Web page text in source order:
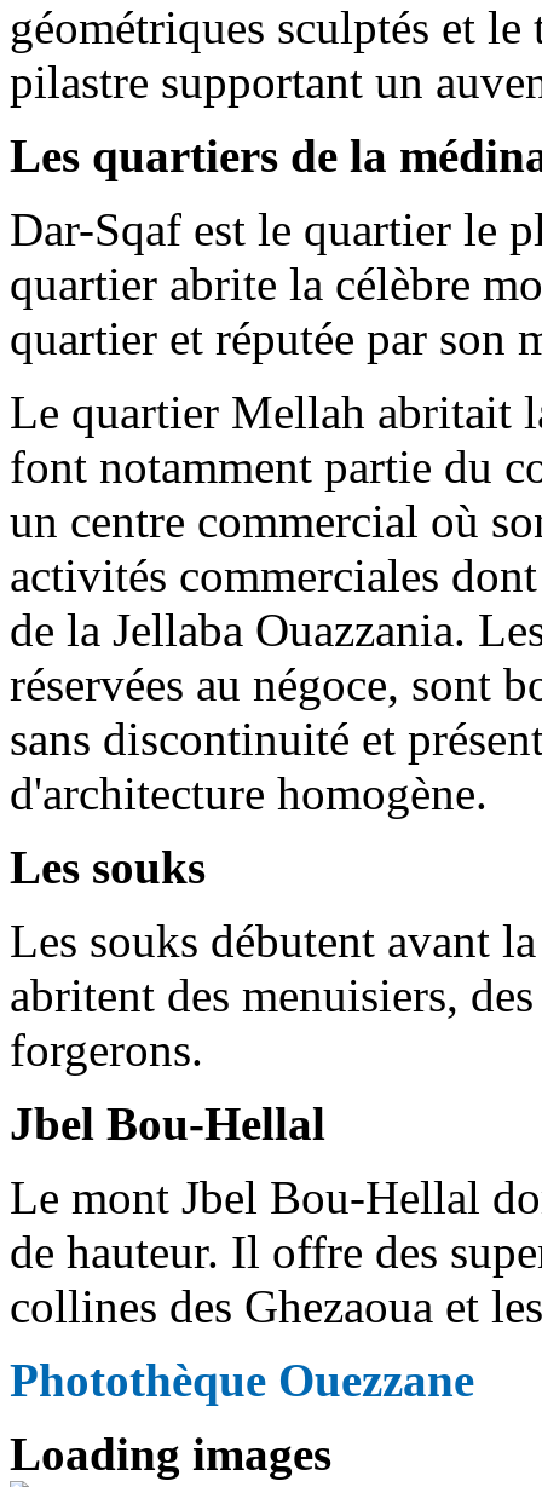
géométriques sculptés et
pilastre supportant un
Les quartiers de la
Dar-Sqaf est le quartier le
quartier abrite la célèbre
quartier et réputée par son
Le quartier Mellah abritait
font notamment partie du
un centre commercial où
activités commerciales
de la Jellaba Ouazzania.
réservées au négoce, sont
sans discontinuité et
d'architecture homogène.
Les souks
Les souks débutent avant
abritent des menuisiers,
forgerons.
Jbel Bou-Hellal
Le mont Jbel Bou-Hellal
de hauteur. Il offre des
collines des Ghezaoua et
Photothèque Ouezzane
Loading images